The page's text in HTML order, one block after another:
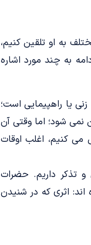
به او تلقین کنیم،
به چند مورد اشاره
یا راهپیمایی است؛
نمی شود؛ اما وقتی آن
می کنیم، اغلب اوقات
تذکر داریم. حضرات
اثری که در شنیدن